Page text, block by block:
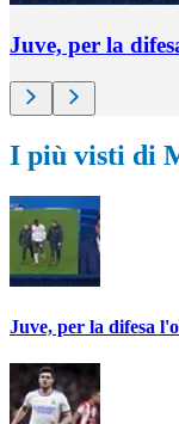
Juve, per la
I più visti di
Juve, per la difesa